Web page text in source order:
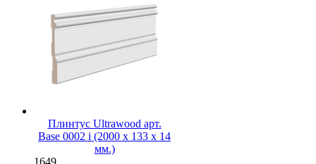
Плинтус Ultrawood арт.
Base 0002 i (2000 x 133 x 14
мм.)
1649